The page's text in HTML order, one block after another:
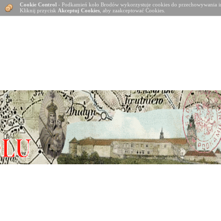
Cookie Control - Podkamień koło Brodów wykorzystuje cookies do
Kliknij przycisk Akceptuj Cookies , aby zaakceptować Cookies.